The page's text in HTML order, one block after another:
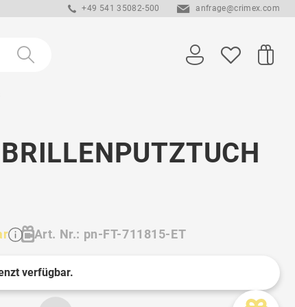
+49 541 35082-500 anfrage@crimex.com
1 St.
1 St.
Art. Nr.: pn-FT-711815-ET
verfügbar.